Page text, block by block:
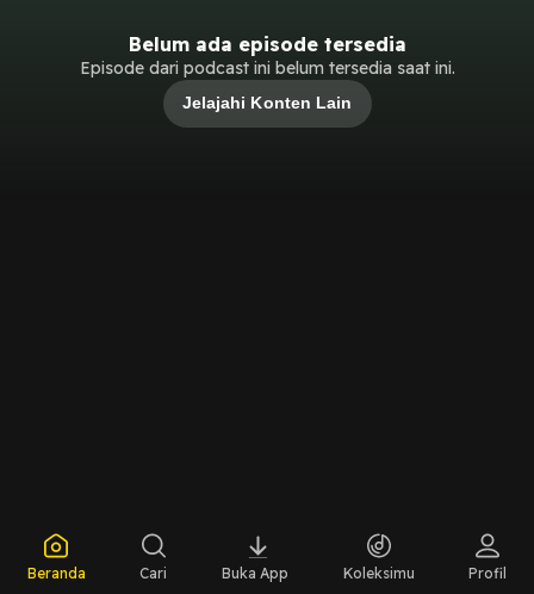
Belum ada episode tersedia
Episode dari podcast ini belum tersedia saat ini.
Jelajahi Konten Lain
Beranda Cari Buka App Koleksimu Profil